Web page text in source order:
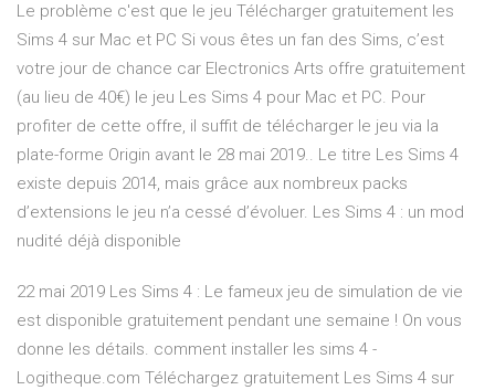
Le problème c'est que le jeu Télécharger gratuitement les
Sims 4 sur Mac et PC Si vous êtes un fan des Sims, c’est
votre jour de chance car Electronics Arts offre gratuitement
(au lieu de 40€) le jeu Les Sims 4 pour Mac et PC. Pour
profiter de cette offre, il suffit de télécharger le jeu via la
plate-forme Origin avant le 28 mai 2019.. Le titre Les Sims 4
existe depuis 2014, mais grâce aux nombreux packs
d’extensions le jeu n’a cessé d’évoluer. Les Sims 4 : un mod
nudité déjà disponible
22 mai 2019 Les Sims 4 : Le fameux jeu de simulation de vie
est disponible gratuitement pendant une semaine ! On vous
donne les détails. comment installer les sims 4 -
Logitheque.com Téléchargez gratuitement Les Sims 4 sur